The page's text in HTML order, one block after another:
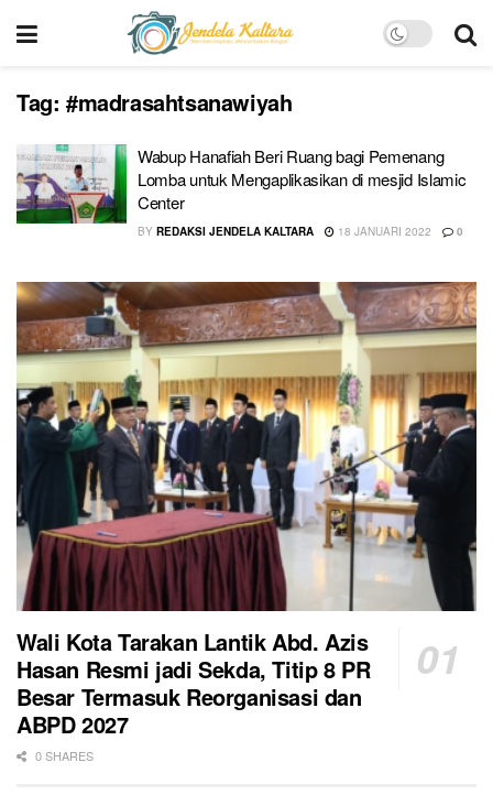
Tag: #madrasahtsanawiyah
Wabup Hanafiah Beri Ruang bagi Pemenang
Lomba untuk Mengaplikasikan di mesjid Islamic
Center
BY REDAKSI JENDELA KALTARA 18 JANUARI 2022 0
Wali Kota Tarakan Lantik Abd. Azis
Hasan Resmi jadi Sekda, Titip 8 PR
Besar Termasuk Reorganisasi dan
ABPD 2027
0 SHARES